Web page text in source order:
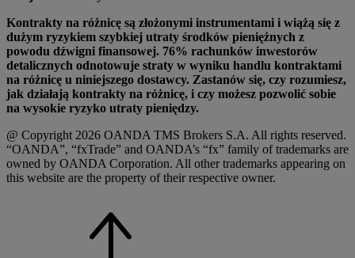
Kontrakty na różnicę są złożonymi instrumentami i wiążą się z
dużym ryzykiem szybkiej utraty środków pieniężnych z
powodu dźwigni finansowej. 76% rachunków inwestorów
detalicznych odnotowuje straty w wyniku handlu kontraktami
na różnicę u niniejszego dostawcy. Zastanów się, czy rozumiesz,
jak działają kontrakty na różnicę, i czy możesz pozwolić sobie
na wysokie ryzyko utraty pieniędzy.
@ Copyright 2026 OANDA TMS Brokers S.A. All rights reserved.
“OANDA”, “fxTrade” and OANDA’s “fx” family of trademarks are
owned by OANDA Corporation. All other trademarks appearing on
this website are the property of their respective owner.